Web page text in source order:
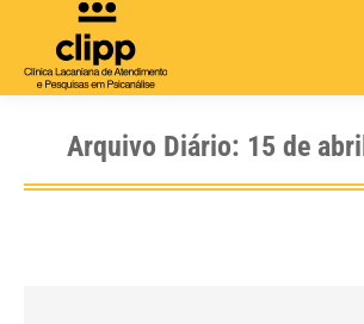
Arquivo Diário: 15 de